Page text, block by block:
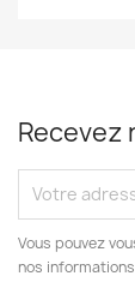
Recevez
Vous pouvez
nos